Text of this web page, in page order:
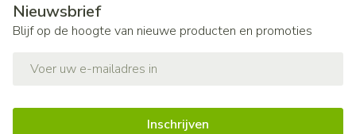
Nieuwsbrief
Blijf op de hoogte van nieuwe producten en promoties
Inschrijven